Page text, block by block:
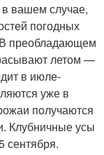
в вашем случае,
погодных
В преобладающем
летом —
в июле-
уже в
получаются
Клубничные усы
сентября.